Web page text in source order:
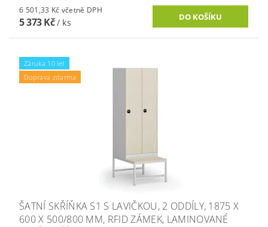
6 501,33 Kč včetně DPH
5 373 Kč/ ks
Záruka 10 let
Doprava zdarma
ŠATNÍ SKŘÍŇKA S1 S LAVIČKOU, 2 ODDÍLY, 1875 X
600 X 500/800 MM, RFID ZÁMEK, LAMINOVANÉ